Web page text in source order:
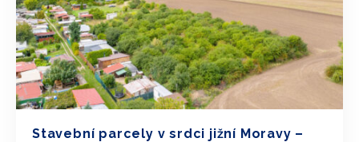
Stavební parcely v srdci jižní Moravy –